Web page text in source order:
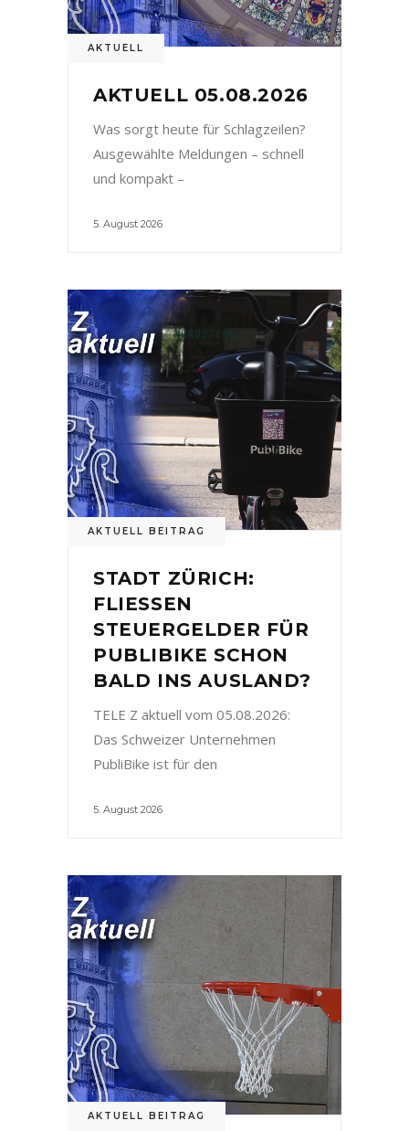
AKTUELL
AKTUELL 05.08.2026
Was sorgt heute für Schlagzeilen?
Ausgewählte Meldungen – schnell
und kompakt –
5. August 2026
AKTUELL BEITRAG
STADT ZÜRICH:
FLIESSEN
STEUERGELDER FÜR
PUBLIBIKE SCHON
BALD INS AUSLAND?
TELE Z aktuell vom 05.08.2026:
Das Schweizer Unternehmen
PubliBike ist für den
5. August 2026
AKTUELL BEITRAG